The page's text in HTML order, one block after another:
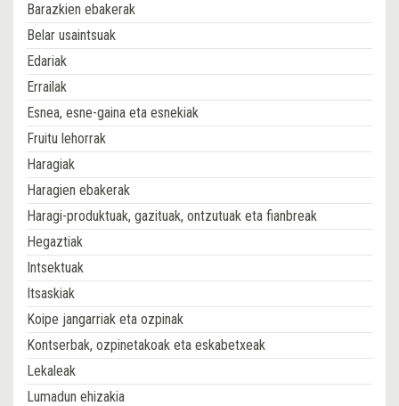
Barazkien ebakerak
Belar usaintsuak
Edariak
Errailak
Esnea, esne-gaina eta esnekiak
Fruitu lehorrak
Haragiak
Haragien ebakerak
Haragi-produktuak, gazituak, ontzutuak eta fianbreak
Hegaztiak
Intsektuak
Itsaskiak
Koipe jangarriak eta ozpinak
Kontserbak, ozpinetakoak eta eskabetxeak
Lekaleak
Lumadun ehizakia